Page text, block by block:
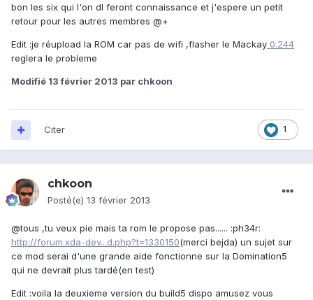
bon les six qui l'on dl feront connaissance et j'espere un petit
retour pour les autres membres @+
Edit :je réupload la ROM car pas de wifi ,flasher le Mackay 0.244
reglera le probleme
Modifié 13 février 2013 par chkoon
1
Citer
chkoon
Posté(e) 13 février 2013
@tous ,tu veux pie mais ta rom le propose pas...... :ph34r:
http://forum.xda-dev...d.php?t=1330150(merci bejda) un sujet sur
ce mod serai d'une grande aide fonctionne sur la Domination5
qui ne devrait plus tardé(en test)
Edit :voila la deuxieme version du build5 dispo amusez vous